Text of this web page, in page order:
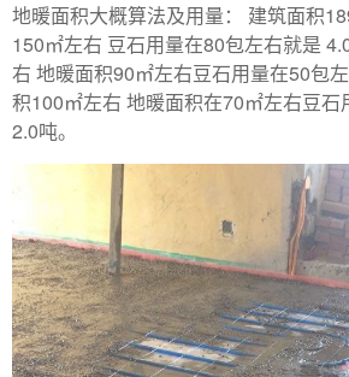
地暖面积大概算法及用量： 建筑面积
150㎡左右 豆石用量在80包左右就是
右 地暖面积90㎡左右豆石用量在50包
积100㎡左右 地暖面积在70㎡左右豆石
2.0吨。